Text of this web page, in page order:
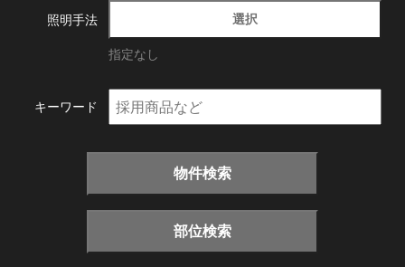
照明手法 選択
指定なし
キーワード
物件検索
部位検索